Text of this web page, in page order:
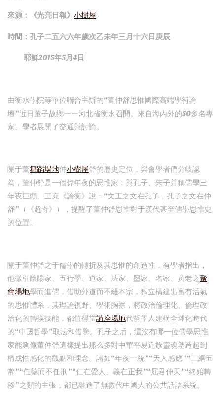
來源：《光亮日報》 小樹屋
時間：孔子二五六六年歲次乙未年三月十六日庚辰
耶穌2015年5月4日
由衡水學院等單位聯合主辦的“董仲舒思惟國際高端學術論
壇”近日董子故鄉——河北省衡水召開。來自海內外的50多名專
家、學者展開了交通與討論。
關于董舞蹈場地仲小樹屋舒的歷史定位，與會學者們分歧認
為，董仲舒是一個偉年夜的思惟家：與孔子、朱子并稱儒學三
年夜巨頭。王充《論衡》說：“文王之文在孔子，孔子之文在仲
舒”（《超奇》），提醒了董仲舒思惟對于漢代甚至儒學思惟史
的位置。
關于董仲舒之于儒學的轉折及其思惟的創造性，有學者指出，
他徵引陰陽家、五行學、道家、法家、墨家、名家、黃老之聚
會場地學而進儒，借助外道而不離本宗，獨立構建出富有活氣
的思惟體系，其理論視野、學術胸襟，將政治倫理化、倫理政
治化的轉換技能，都值得當講座場地代哲學人建構全球化時代
的“中國哲學”取法和借鑒。孔子之后，還沒有哪一位儒學思惟
家能夠像董仲舒這樣提出那么多對中華平易近族靈魂塑造起到
構成性感化的觀點和理念。諸如“年夜一統”“天人感應”“三綱五
常”“任德而不任刑”“仁在愛人、義在正我”“屈君伸天”“終始轉
移”之類的主張，都已融進了無數代中國人的公共話語系統。